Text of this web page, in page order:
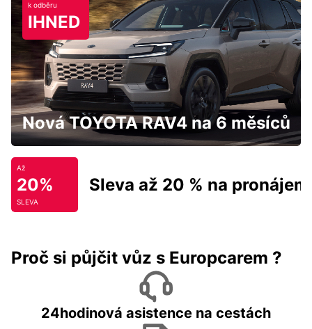
k odběru
IHNED
Nová TOYOTA RAV4 na 6 měsíců
Až
20%
SLEVA
Sleva až 20 % na pronájem
Proč si půjčit vůz s Europcarem ?
24hodinová asistence na cestách